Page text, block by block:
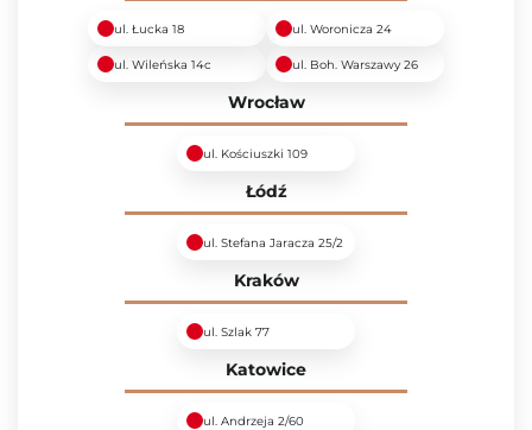
ul. Łucka 18 ul. Woronicza 24
ul. Wileńska 14c ul. Boh. Warszawy 26
Wrocław
ul. Kościuszki 109
Łódź
ul. Stefana Jaracza 25/2
Kraków
ul. Szlak 77
Katowice
ul. Andrzeja 2/60